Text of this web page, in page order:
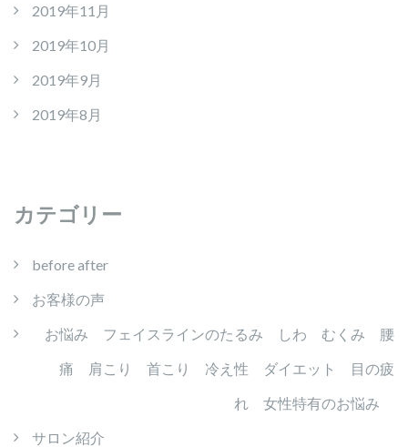
2019年11月
2019年10月
2019年9月
2019年8月
カテゴリー
before after
お客様の声
お悩み フェイスラインのたるみ しわ むくみ 腰
痛 肩こり 首こり 冷え性 ダイエット 目の疲
れ 女性特有のお悩み
サロン紹介